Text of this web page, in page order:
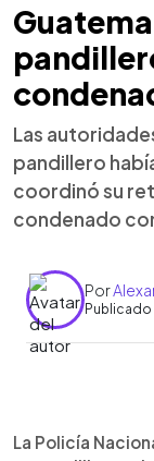
Las
pandillero
coordinó su
condenado
Por
►
La Policía